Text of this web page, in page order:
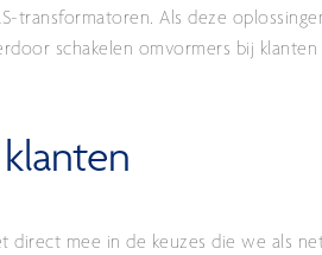
transformatoren. Als deze
schakelen omvormers bij
direct mee in de keuzes die we als